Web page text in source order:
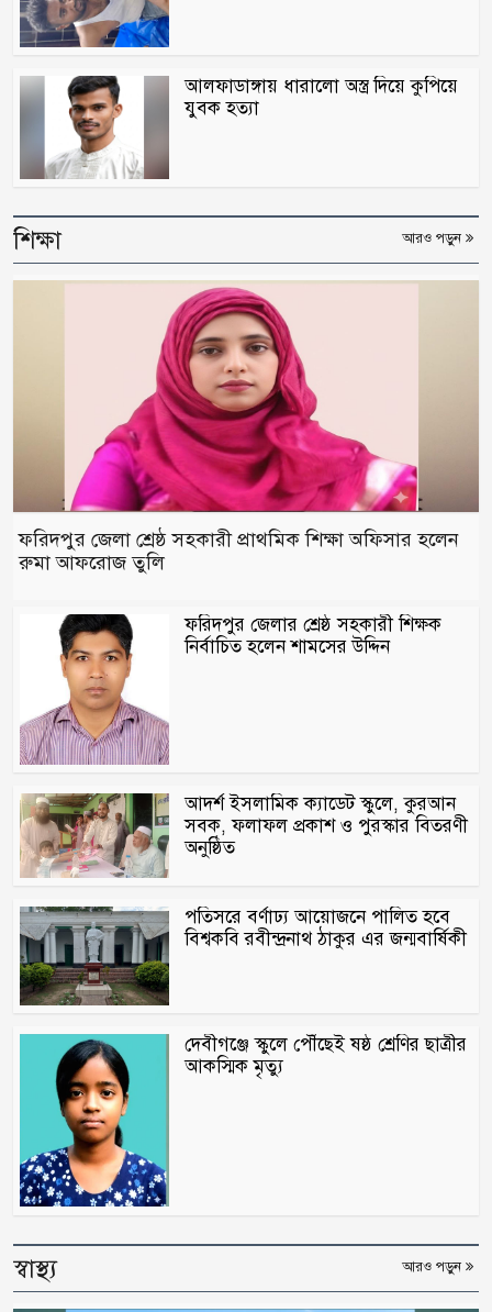
আলফাডাঙ্গায় ধারালো অস্ত্র দিয়ে কুপিয়ে
যুবক হত্যা
শিক্ষা আরও পড়ুন
ফরিদপুর জেলা শ্রেষ্ঠ সহকারী প্রাথমিক শিক্ষা অফিসার হলেন
রুমা আফরোজ তুলি
ফরিদপুর জেলার শ্রেষ্ঠ সহকারী শিক্ষক
নির্বাচিত হলেন শামসের উদ্দিন
আদর্শ ইসলামিক ক্যাডেট স্কুলে, কুরআন
সবক, ফলাফল প্রকাশ ও পুরস্কার বিতরণী
অনুষ্ঠিত
পতিসরে বর্ণাঢ্য আয়োজনে পালিত হবে
বিশ্বকবি রবীন্দ্রনাথ ঠাকুর এর জন্মবার্ষিকী
দেবীগঞ্জে স্কুলে পৌঁছেই ষষ্ঠ শ্রেণির ছাত্রীর
আকস্মিক মৃত্যু
স্বাস্থ্য আরও পড়ুন